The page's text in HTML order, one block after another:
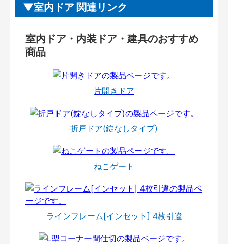
室内ドア 関連リンク
室内ドア・内装ドア・建具のおすすめ
商品
片開きドア
折戸ドア(錠なしタイプ)
ねこゲート
ラインフレーム[インセット] 4枚引違